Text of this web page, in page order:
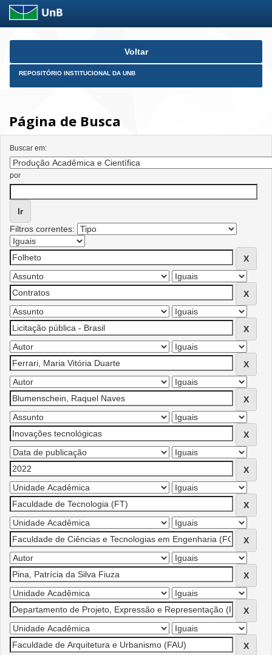
Skip
Voltar
REPOSITÓRIO INSTITUCIONAL DA UNB
Página de Busca
Buscar em:
por
Filtros correntes: